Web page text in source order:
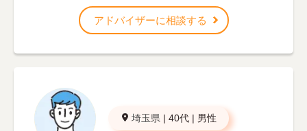
アドバイザーに相談する
埼玉県 | 40代 | 男性